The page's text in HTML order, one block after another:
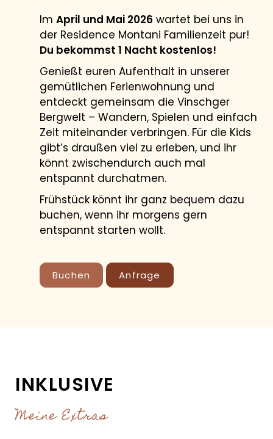
PREIS BERECHNEN
BEST-PREIS-GARANTIE
Im April und Mai 2026 wartet bei uns in
der Residence Montani Familienzeit pur!
Du bekommst 1 Nacht kostenlos!
Genießt euren Aufenthalt in unserer
gemütlichen Ferienwohnung und
entdeckt gemeinsam die Vinschger
Bergwelt – Wandern, Spielen und einfach
Zeit miteinander verbringen. Für die Kids
gibt’s draußen viel zu erleben, und ihr
könnt zwischendurch auch mal
entspannt durchatmen.
Frühstück könnt ihr ganz bequem dazu
buchen, wenn ihr morgens gern
entspannt starten wollt.
Buchen Anfrage
INKLUSIVE
Meine Extras